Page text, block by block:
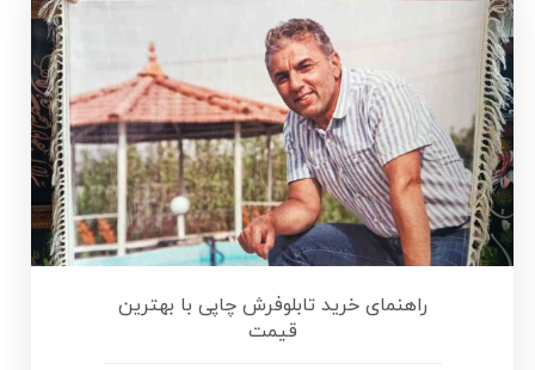
راهنمای خرید تابلوفرش چاپی با بهترین
قیمت